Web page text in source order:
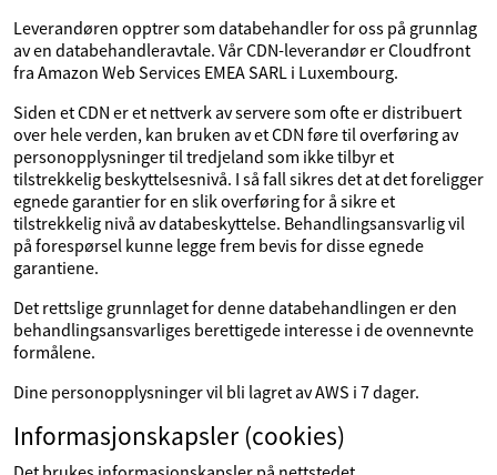
Leverandøren opptrer som databehandler for oss på grunnlag
av en databehandleravtale. Vår CDN-leverandør er Cloudfront
fra Amazon Web Services EMEA SARL i Luxembourg.
Siden et CDN er et nettverk av servere som ofte er distribuert
over hele verden, kan bruken av et CDN føre til overføring av
personopplysninger til tredjeland som ikke tilbyr et
tilstrekkelig beskyttelsesnivå. I så fall sikres det at det foreligger
egnede garantier for en slik overføring for å sikre et
tilstrekkelig nivå av databeskyttelse. Behandlingsansvarlig vil
på forespørsel kunne legge frem bevis for disse egnede
garantiene.
Det rettslige grunnlaget for denne databehandlingen er den
behandlingsansvarliges berettigede interesse i de ovennevnte
formålene.
Dine personopplysninger vil bli lagret av AWS i 7 dager.
Informasjonskapsler (cookies)